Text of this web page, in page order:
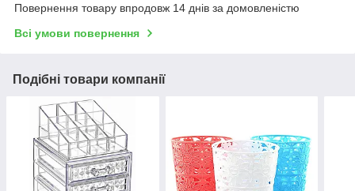
Повернення товару впродовж 14 днів за домовленістю
Всі умови повернення
Подібні товари компанії